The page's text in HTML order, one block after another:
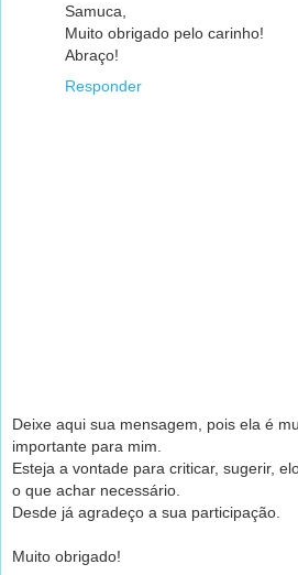
Samuca,
Muito obrigado pelo carinho!
Abraço!
Responder
Deixe aqui sua mensagem, pois ela é
importante para mim.
Esteja a vontade para criticar, sugerir,
o que achar necessário.
Desde já agradeço a sua participação.
Muito obrigado!